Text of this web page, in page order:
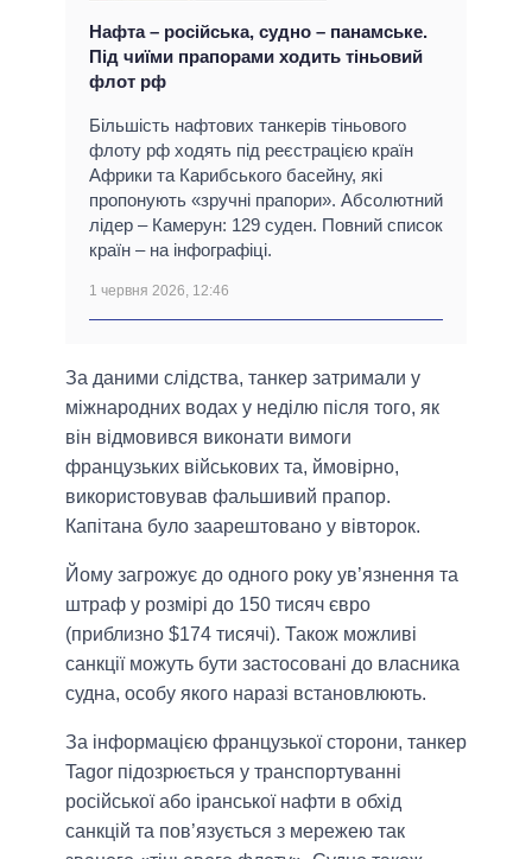
Нафта – російська, судно – панамське.
Під чиїми прапорами ходить тіньовий
флот рф
Більшість нафтових танкерів тіньового
флоту рф ходять під реєстрацією країн
Африки та Карибського басейну, які
пропонують «зручні прапори». Абсолютний
лідер – Камерун: 129 суден. Повний список
країн – на інфографіці.
1 червня 2026, 12:46
За даними слідства, танкер затримали у
міжнародних водах у неділю після того, як
він відмовився виконати вимоги
французьких військових та, ймовірно,
використовував фальшивий прапор.
Капітана було заарештовано у вівторок.
Йому загрожує до одного року ув’язнення та
штраф у розмірі до 150 тисяч євро
(приблизно $174 тисячі). Також можливі
санкції можуть бути застосовані до власника
судна, особу якого наразі встановлюють.
За інформацією французької сторони, танкер
Tagor підозрюється у транспортуванні
російської або іранської нафти в обхід
санкцій та пов’язується з мережею так